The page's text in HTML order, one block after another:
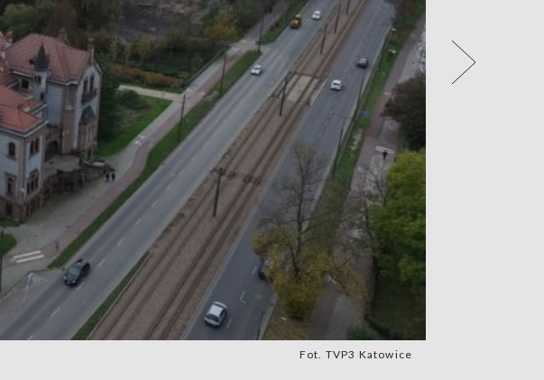
Fot. TVP3 Katowice